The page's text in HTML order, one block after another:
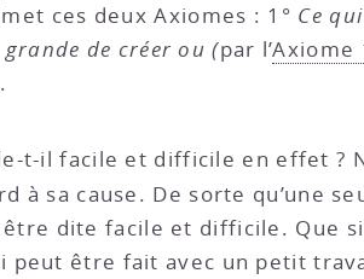
ces deux Axiomes : 1° Ce
grande de créer ou (par l’Axiome
.
t-il facile et difficile en effet ?
à sa cause. De sorte qu’une
dite facile et difficile. Que
être fait avec un petit